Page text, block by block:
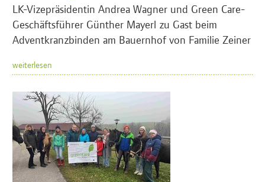
LK-Vizepräsidentin Andrea Wagner und Green Care-
Geschäftsführer Günther Mayerl zu Gast beim
Adventkranzbinden am Bauernhof von Familie Zeiner
weiterlesen